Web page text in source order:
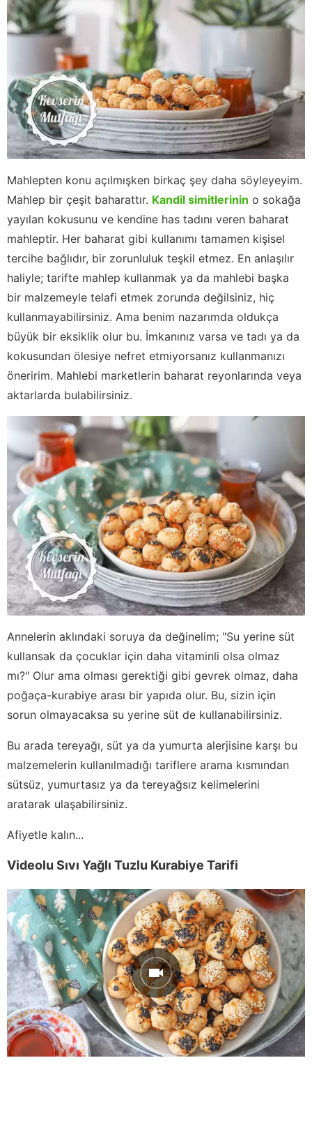
Mahlepten konu açılmışken birkaç şey daha söyleyeyim.
Mahlep bir çeşit baharattır. Kandil simitlerinin o sokağa
yayılan kokusunu ve kendine has tadını veren baharat
mahleptir. Her baharat gibi kullanımı tamamen kişisel
tercihe bağlıdır, bir zorunluluk teşkil etmez. En anlaşılır
haliyle; tarifte mahlep kullanmak ya da mahlebi başka
bir malzemeyle telafi etmek zorunda değilsiniz, hiç
kullanmayabilirsiniz. Ama benim nazarımda oldukça
büyük bir eksiklik olur bu. İmkanınız varsa ve tadı ya da
kokusundan ölesiye nefret etmiyorsanız kullanmanızı
öneririm. Mahlebi marketlerin baharat reyonlarında veya
aktarlarda bulabilirsiniz.
Annelerin aklındaki soruya da değinelim; "Su yerine süt
kullansak da çocuklar için daha vitaminli olsa olmaz
mı?" Olur ama olması gerektiği gibi gevrek olmaz, daha
poğaça-kurabiye arası bir yapıda olur. Bu, sizin için
sorun olmayacaksa su yerine süt de kullanabilirsiniz.
Bu arada tereyağı, süt ya da yumurta alerjisine karşı bu
malzemelerin kullanılmadığı tariflere arama kısmından
sütsüz, yumurtasız ya da tereyağsız kelimelerini
aratarak ulaşabilirsiniz.
Afiyetle kalın...
Videolu Sıvı Yağlı Tuzlu Kurabiye Tarifi